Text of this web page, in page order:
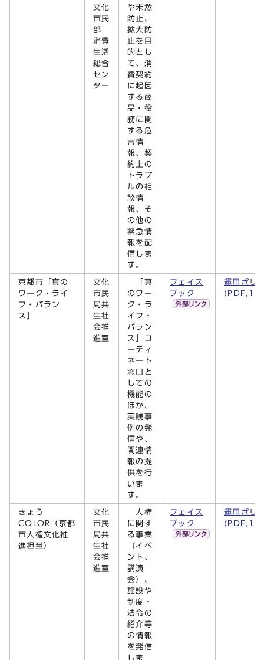
文化
市民
部
消費
生活
総合
セン
ター
や未然
防止、
拡大防
止を目
的とし
て、消
費契約
に起因
する商
品・役
務に関
する危
害情
報、契
約上の
トラブ
ルの相
談情
報、そ
の他の
緊急情
報を配
信しま
す。
京都市「真の
ワーク・ライ
フ・バラン
ス」
文化
市民
局共
生社
会推
進室
「真
のワー
ク・ラ
イフ・
バラン
ス」コ
ーディ
ネート
窓口と
しての
機能の
ほか、
実践事
例の発
信や、
関連情
報の提
供を行
いま
す。
フェイス
ブック
運用ポリ
きょう
COLOR（京都
市人権文化推
進担当）
文化
市民
局共
生社
会推
進室
人権
に関す
る事業
（イベ
ント、
講演
会）、
施設や
制度・
法令の
紹介等
の情報
を発信
しま
フェイス
ブック
運用ポリ